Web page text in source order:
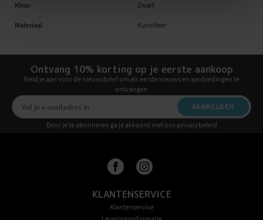
Kleur Zwart
Materiaal Kunstleer
Ontvang 10% korting op je eerste aankoop
Meld je aan voor de nieuwsbrief om als eerste nieuws en aanbiedingen te
ontvangen
AANMELDEN
Door je te abonneren ga je akkoord met ons privacybeleid
KLANTENSERVICE
Klantenservice